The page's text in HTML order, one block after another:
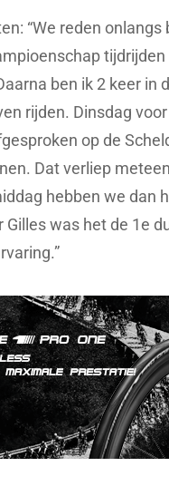
“We reden onlangs
tijdrijden
ben ik 2 keer in
rijden. Dinsdag
op de
Dat verliep
hebben we dan
Gilles was het de 1e